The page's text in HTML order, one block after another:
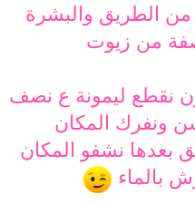
من الطريق والبشرة
من زيوت
نقطع ليمونة ع نصف
ونفرك المكان
لمدة 5 دقائق بعدها نشفو المكان
بالماء